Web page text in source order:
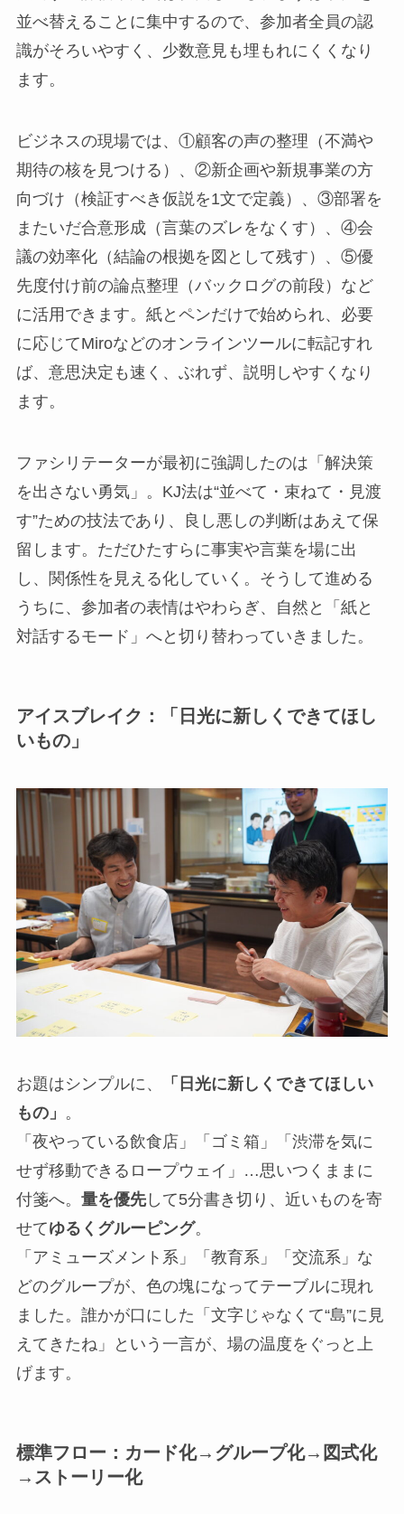
並べ替えることに集中するので、参加者全員の認
識がそろいやすく、少数意見も埋もれにくくなり
ます。
ビジネスの現場では、①顧客の声の整理（不満や
期待の核を見つける）、②新企画や新規事業の方
向づけ（検証すべき仮説を1文で定義）、③部署を
またいだ合意形成（言葉のズレをなくす）、④会
議の効率化（結論の根拠を図として残す）、⑤優
先度付け前の論点整理（バックログの前段）など
に活用できます。紙とペンだけで始められ、必要
に応じてMiroなどのオンラインツールに転記すれ
ば、意思決定も速く、ぶれず、説明しやすくなり
ます。
ファシリテーターが最初に強調したのは「解決策
を出さない勇気」。KJ法は“並べて・束ねて・見渡
す”ための技法であり、良し悪しの判断はあえて保
留します。ただひたすらに事実や言葉を場に出
し、関係性を見える化していく。そうして進める
うちに、参加者の表情はやわらぎ、自然と「紙と
対話するモード」へと切り替わっていきました。
アイスブレイク：「日光に新しくできてほし
いもの」
お題はシンプルに、
「日光に新しくできてほしい
もの」 。
「夜やっている飲食店」「ゴミ箱」「渋滞を気に
せず移動できるロープウェイ」…思いつくままに
付箋へ。 量を優先して5分書き切り、近いものを寄
せてゆるくグルーピング。
「アミューズメント系」「教育系」「交流系」な
どのグループが、色の塊になってテーブルに現れ
ました。誰かが口にした「文字じゃなくて“島”に見
えてきたね」という一言が、場の温度をぐっと上
げます。
標準フロー：カード化→グループ化→図式化
→ストーリー化